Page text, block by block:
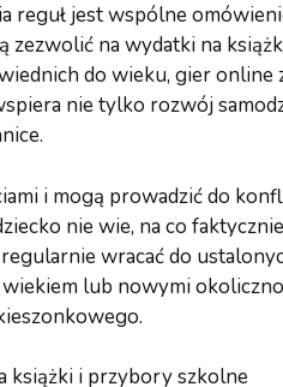
reguł jest wspólne
zezwolić na wydatki na
do wieku, gier online
nie tylko rozwój
i mogą prowadzić do
nie wie, na co
wracać do
lub nowymi
książki i przybory szkolne